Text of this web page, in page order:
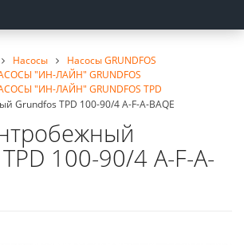
Насосы
Насосы GRUNDFOS
"ИН-ЛАЙН" GRUNDFOS
"ИН-ЛАЙН" GRUNDFOS TPD
Grundfos TPD 100-90/4 A-F-A-BAQE
100-90/4 A-F-A-